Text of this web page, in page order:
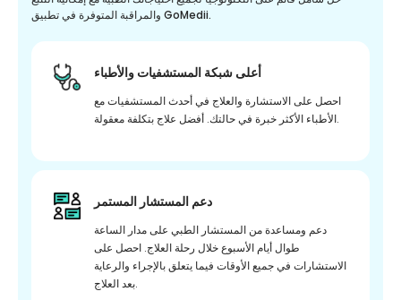
والمراقبة المتوفرة في تطبيق GoMedii.
أعلى شبكة المستشفيات والأطباء
احصل على الاستشارة والعلاج في أحدث المستشفيات مع
الأطباء الأكثر خبرة في حالتك. أفضل علاج بتكلفة معقولة.
دعم المستشار المستمر
دعم ومساعدة من المستشار الطبي على مدار الساعة
طوال أيام الأسبوع خلال رحلة العلاج. احصل على
الاستشارات في جميع الأوقات فيما يتعلق بالإجراء والرعاية
بعد العلاج.